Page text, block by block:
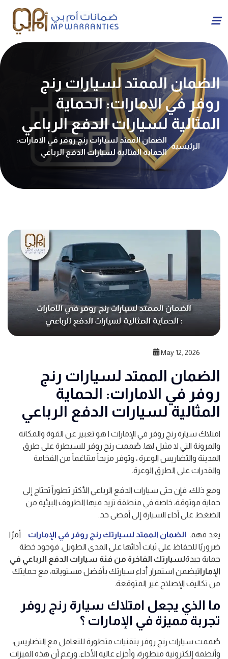
الضمان الممتد لسيارات رنج
روفر في الامارات: الحماية
المثالية لسيارات الدفع الرباعي
الرئيسية
الضمان الممتد لسيارات رنج روفر في الامارات:
الحماية المثالية لسيارات الدفع الرباعي
May 12, 2026
الضمان الممتد لسيارات رنج
روفر في الامارات: الحماية
المثالية لسيارات الدفع الرباعي
امتلاك سيارة رنج روفر في الإمارات ا هو تعبير عن القوة والمكانة
والمرونة التي لا مثيل لها. صُممت رنج روفر للسيطرة على طرق
المدينة والتضاريس الوعرة ، وتوفر مزيجاً متناغماً من الفخامة
والقدرات على الطرق الوعرة.
ومع ذلك، فإن حتى سيارات الدفع الرباعي الأكثر تطوراً تحتاج إلى
حماية موثوقة، خاصة في منطقة تزيد فيها الظروف البيئية من
الضغط على أداء السيارة إلى أقصى حد.
يعد فهم الضمان الممتد لسيارتك رنج روفر في الإمارات
أمرًا
ضروريًا للحفاظ على ثبات أدائها على المدى الطويل. فوجود خطة
حماية جيدةلسيارتك الفاخرة من فئة سيارات الدفع الرباعي في
الإماراتيضمن استمرار أداء سيارتك بأفضل مستوياته، مع حمايتك
من تكاليف الإصلاح غير المتوقعة.
ما الذي يجعل امتلاك سيارة رنج روفر
تجربة مميزة في الإمارات ؟
صُممت سيارات رنج روفر بتقنيات متطورة للتعامل مع التضاريس،
وأنظمة إلكترونية متطورة، وأجزاء عالية الأداء. ورغم أن هذه الميزات